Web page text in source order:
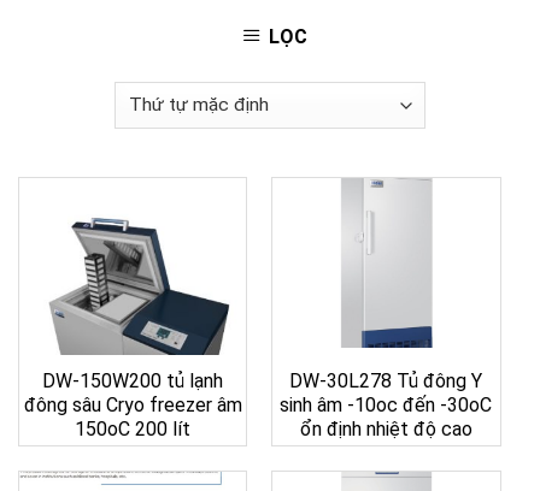
LỌC
DW-150W200 tủ lạnh
đông sâu Cryo freezer âm
150oC 200 lít
DW-30L278 Tủ đông Y
sinh âm -10oc đến -30oC
ổn định nhiệt độ cao